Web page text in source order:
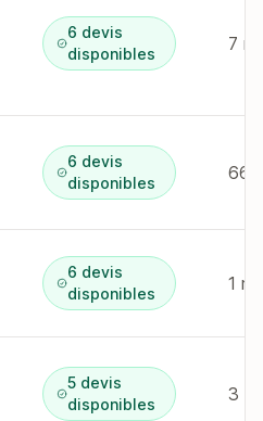
6 devis
disponibles
6 devis
disponibles
66
6 devis
disponibles
1 r
5 devis
disponibles
3 r